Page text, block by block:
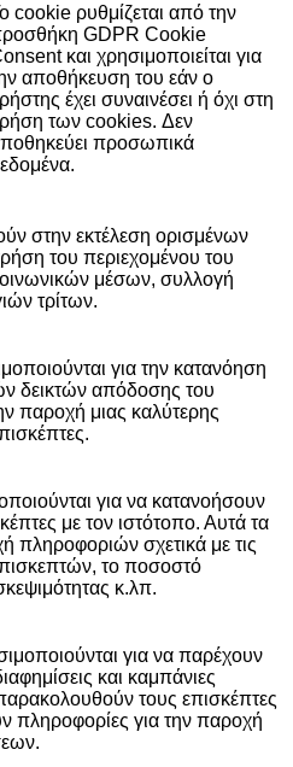
cookie ρυθμίζεται από την
GDPR Cookie
και χρησιμοποιείται για
αποθήκευση του εάν ο
έχει συναινέσει ή όχι στη
των cookies. Δεν
προσωπικά
στην εκτέλεση ορισμένων
του περιεχομένου του
μέσων, συλλογή
τρίτων.
για την κατανόηση
δεικτών απόδοσης του
παροχή μιας καλύτερης
για να κατανοήσουν
με τον ιστότοπο. Αυτά τα
σχετικά με τις
το ποσοστό
κ.λπ.
για να παρέχουν
και καμπάνιες
τους επισκέπτες
πληροφορίες για την παροχή